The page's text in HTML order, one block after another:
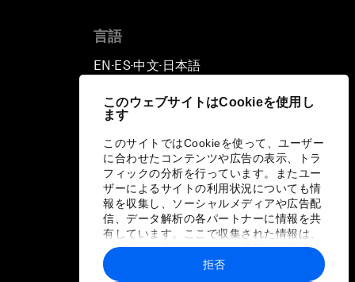
このウェブサイトはCookieを使用し
ます
このサイトではCookieを使って、ユーザー
に合わせたコンテンツや広告の表示、トラ
フィックの分析を行っています。またユー
ザーによるサイトの利用状況についても情
報を収集し、ソーシャルメディアや広告配
信、データ解析の各パートナーに情報を共
有しています。ここで収集された情報は、
ユーザーが各パートナーに提供した他の情
報や各パートナーのサービスを使用した際
に収集された情報と組み合わされ、各パー
拒否
言語
EN ▪ES▪中文▪ 日本語